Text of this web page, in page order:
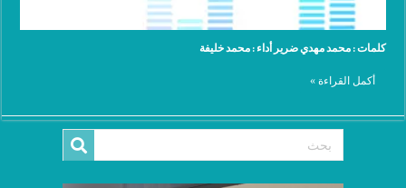
كلمات : محمد مهدي ضرير أداء : محمد خليفة
أكمل القراءة »